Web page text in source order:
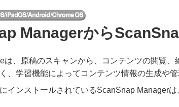
Managerから
は、原稿のスキャンから、コンテンツの閲覧
、学習機能によってコンテンツ情報の生成や
インストールされているScanSnap Manager